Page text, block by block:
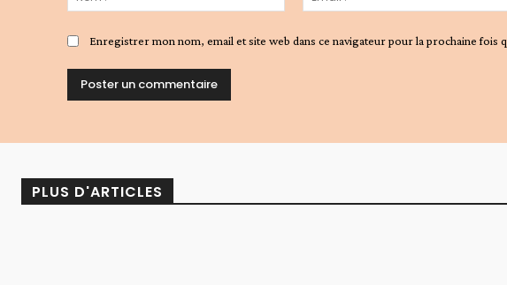
:*
Enregistrer mon nom, email et site web dans ce navigateur pour la prochaine fois
PLUS D'ARTICLES